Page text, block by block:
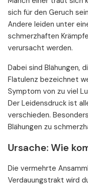
sich für den Geruch
Andere leiden unter
schmerzhaften
verursacht werden.
Dabei sind Blähungen,
Flatulenz bezeichnet
Symptom von zu viel
Der Leidensdruck ist
verschieden.
Blähungen zu
Ursache: Wie
Die vermehrte
Verdauungstrakt wird